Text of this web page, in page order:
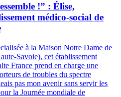
!” : Élise,
médico-social de
à la Maison Notre Dame de
Savoie), cet établissement
France prend en charge une
de troubles du spectre
pas mon avenir sans servir les
la Journée mondiale de